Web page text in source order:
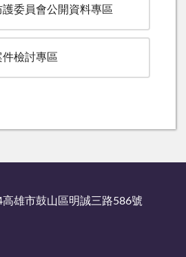
委員會公開資料專區
檢討專區
雄市鼓山區明誠三路586號